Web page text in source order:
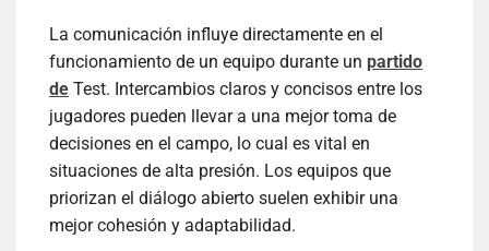
La comunicación influye directamente en el
funcionamiento de un equipo durante un partido
de Test. Intercambios claros y concisos entre los
jugadores pueden llevar a una mejor toma de
decisiones en el campo, lo cual es vital en
situaciones de alta presión. Los equipos que
priorizan el diálogo abierto suelen exhibir una
mejor cohesión y adaptabilidad.